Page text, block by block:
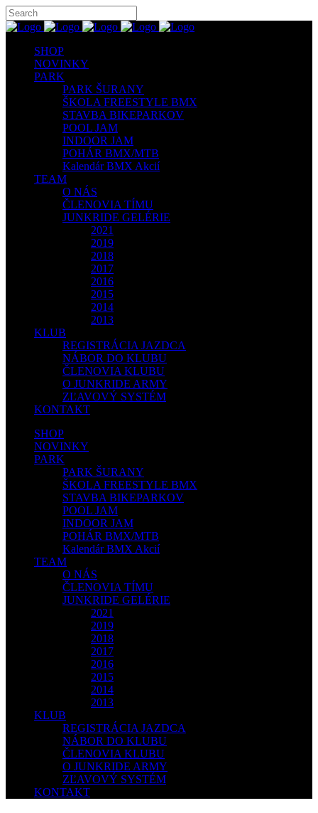
SHOP
NOVINKY
PARK
PARK ŠURANY
ŠKOLA FREESTYLE BMX
STAVBA BIKEPARKOV
POOL JAM
INDOOR JAM
POHÁR BMX/MTB
Kalendár BMX Akcií
TEAM
O NÁS
ČLENOVIA TÍMU
JUNKRIDE GELÉRIE
2021
2019
2018
2017
2016
2015
2014
2013
KLUB
REGISTRÁCIA JAZDCA
NÁBOR DO KLUBU
ČLENOVIA KLUBU
O JUNKRIDE ARMY
ZĽAVOVÝ SYSTÉM
KONTAKT
SHOP
NOVINKY
PARK
PARK ŠURANY
ŠKOLA FREESTYLE BMX
STAVBA BIKEPARKOV
POOL JAM
INDOOR JAM
POHÁR BMX/MTB
Kalendár BMX Akcií
TEAM
O NÁS
ČLENOVIA TÍMU
JUNKRIDE GELÉRIE
2021
2019
2018
2017
2016
2015
2014
2013
KLUB
REGISTRÁCIA JAZDCA
NÁBOR DO KLUBU
ČLENOVIA KLUBU
O JUNKRIDE ARMY
ZĽAVOVÝ SYSTÉM
KONTAKT